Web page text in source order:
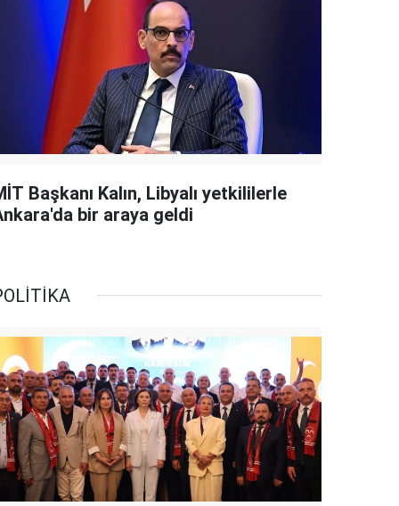
Başkanı Kalın, Libyalı yetkililerle
bir araya geldi